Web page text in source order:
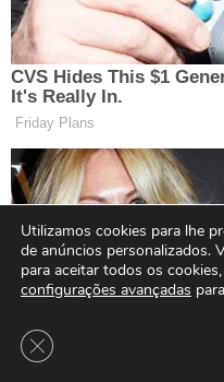
Utilizamos cookies para lhe
de anúncios personalizados.
para aceitar todos os
configurações avançadas
Close GDPR Cookie Banner